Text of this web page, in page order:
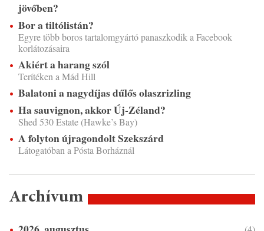
jövőben?
Bor a tiltólistán?
Egyre több boros tartalomgyártó panaszkodik a Facebook
korlátozásaira
Akiért a harang szól
Terítéken a Mád Hill
Balatoni a nagydíjas dűlős olaszrizling
Ha sauvignon, akkor Új-Zéland?
Shed 530 Estate (Hawke’s Bay)
A folyton újragondolt Szekszárd
Látogatóban a Pósta Borháznál
Archívum